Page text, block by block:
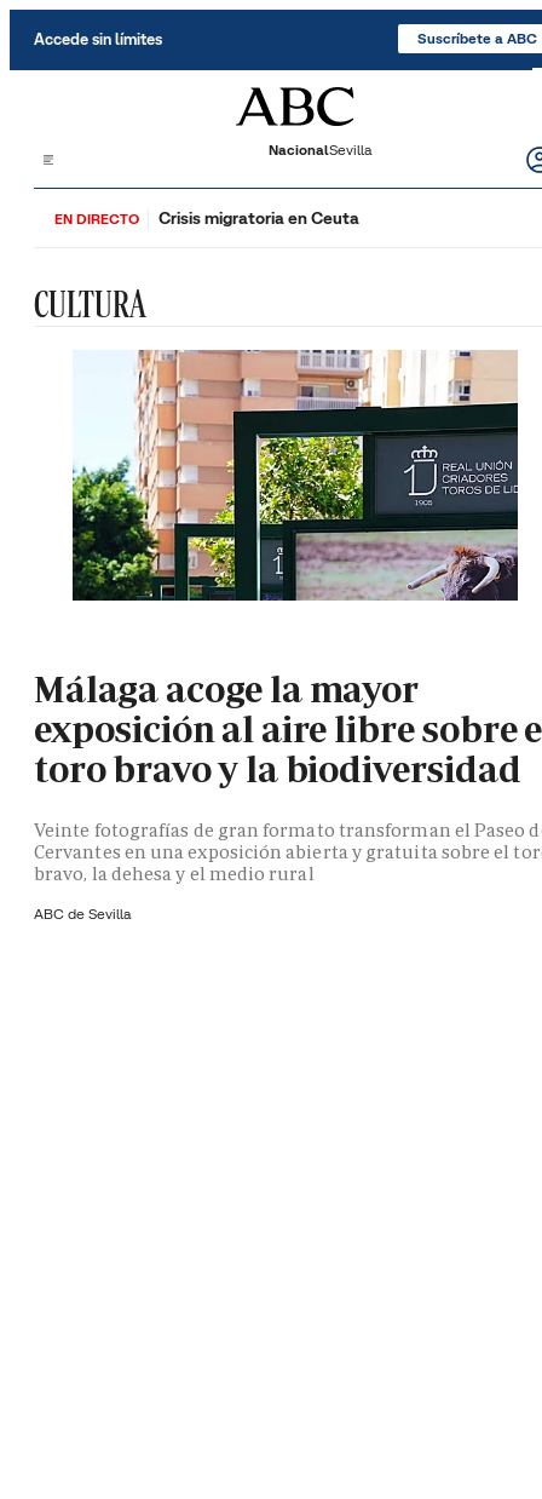
Accede sin límites Suscríbete a ABC
NacionalSevilla
EN DIRECTO Crisis migratoria en Ceuta
CULTURA
Málaga acoge la mayor
exposición al aire libre sobre
toro bravo y la biodiversidad
Veinte fotografías de gran formato transforman el Paseo
Cervantes en una exposición abierta y gratuita sobre el
bravo, la dehesa y el medio rural
ABC de Sevilla